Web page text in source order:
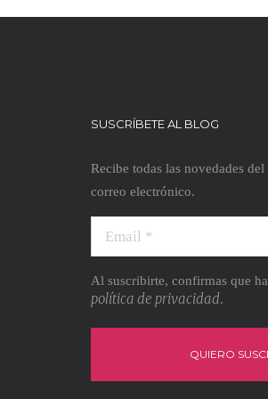
SUSCRÍBETE AL BLOG
Recibe todas las novedades
correo electrónico.
Al suscribirte, confirmas que
política de privacidad.